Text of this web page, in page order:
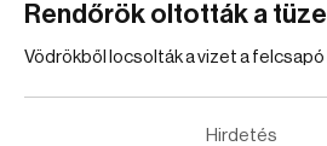
Rendőrök oltották a
Vödrökből locsolták a vizet a felcsapó
Hirdetés